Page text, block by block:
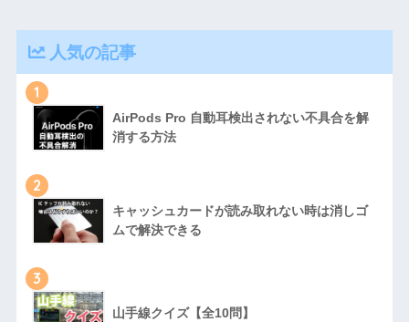
人気の記事
1
AirPods Pro 自動耳検出されない不具合を解
消する方法
2
キャッシュカードが読み取れない時は消しゴ
ムで解決できる
3
山手線クイズ【全10問】